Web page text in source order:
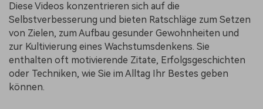
Diese Videos konzentrieren sich auf die
Selbstverbesserung und bieten Ratschläge zum Setzen
von Zielen, zum Aufbau gesunder Gewohnheiten und
zur Kultivierung eines Wachstumsdenkens. Sie
enthalten oft motivierende Zitate, Erfolgsgeschichten
oder Techniken, wie Sie im Alltag Ihr Bestes geben
können.